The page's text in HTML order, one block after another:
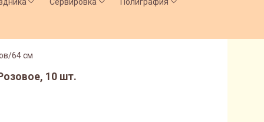
64 см
10 шт.